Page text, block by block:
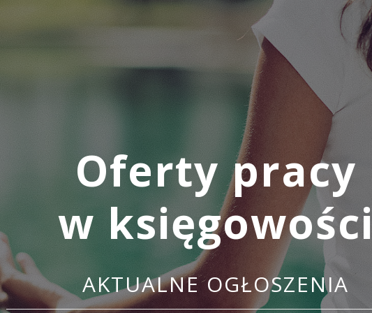
Oferty pracy
w
AKTUALNE OGŁOSZENIA